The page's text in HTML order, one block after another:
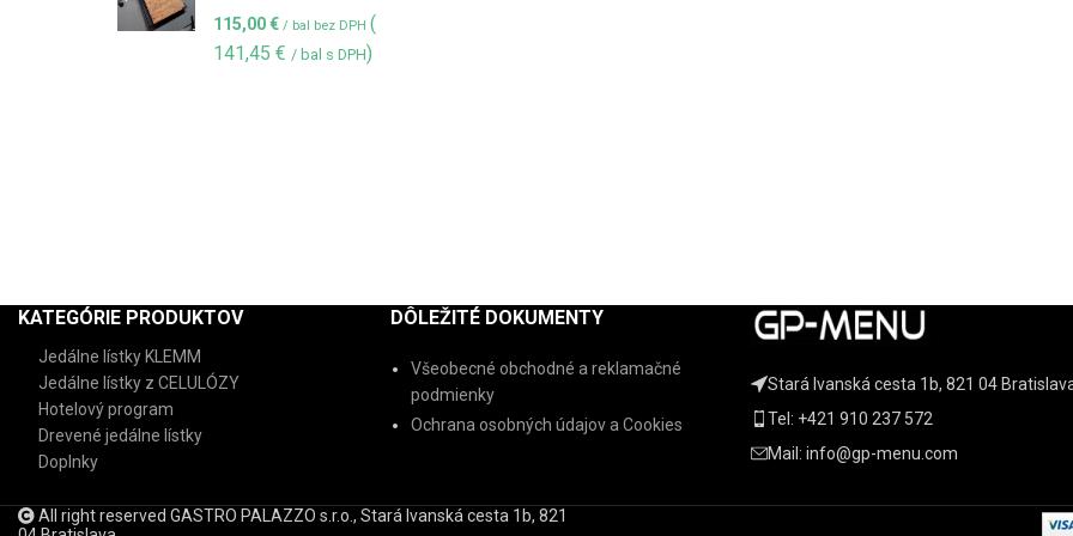
115,00€ / bal bez DPH (
141,45 € / bal s DPH)
KATEGÓRIE PRODUKTOV
Jedálne lístky KLEMM
Jedálne lístky z CELULÓZY
Hotelový program
Drevené jedálne lístky
Doplnky
DÔLEŽITÉ DOKUMENTY
Všeobecné obchodné a reklamačné
podmienky
Ochrana osobných údajov a Cookies
Stará Ivanská cesta 1b, 821 04
Tel: +421 910 237 572
Mail: info@gp-menu.com
All right reserved GASTRO PALAZZO s.r.o., Stará Ivanská cesta 1b, 821